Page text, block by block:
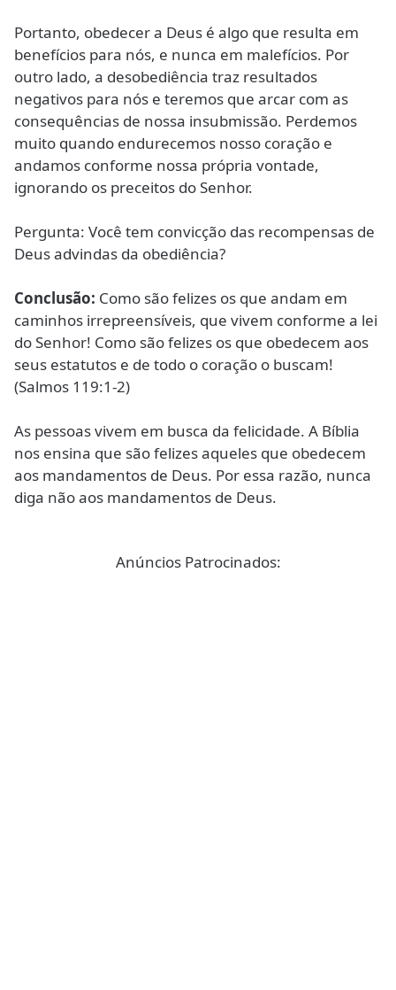
Portanto, obedecer a Deus é algo que resulta em
benefícios para nós, e nunca em malefícios. Por
outro lado, a desobediência traz resultados
negativos para nós e teremos que arcar com as
consequências de nossa insubmissão. Perdemos
muito quando endurecemos nosso coração e
andamos conforme nossa própria vontade,
ignorando os preceitos do Senhor.
Pergunta: Você tem convicção das recompensas de
Deus advindas da obediência?
Conclusão: Como são felizes os que andam em
caminhos irrepreensíveis, que vivem conforme a lei
do Senhor! Como são felizes os que obedecem aos
seus estatutos e de todo o coração o buscam!
(Salmos 119:1-2)
As pessoas vivem em busca da felicidade. A Bíblia
nos ensina que são felizes aqueles que obedecem
aos mandamentos de Deus. Por essa razão, nunca
diga não aos mandamentos de Deus.
Anúncios Patrocinados: